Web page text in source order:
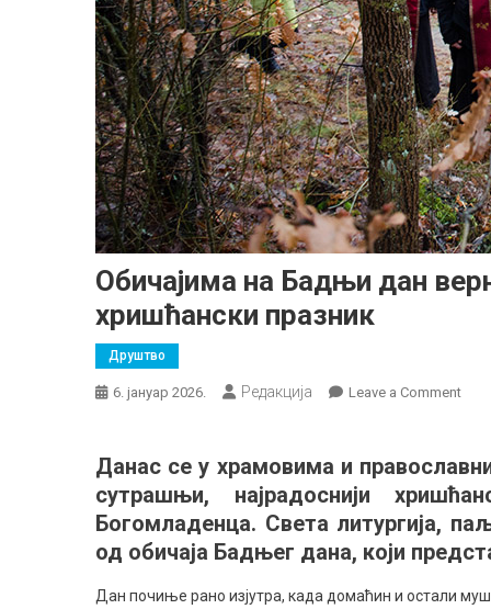
Обичајима на Бадњи дан
хришћански празник
Друштво
6. јануар 2026. Редакција Leave a Commenton
дан
за
Данас се у храмовима и
сутрашњи, најрадоснији
Богомладенца. Света литургија,
од обичаја Бадњег дана, који
Дан почиње рано изјутра, када домаћин и остали